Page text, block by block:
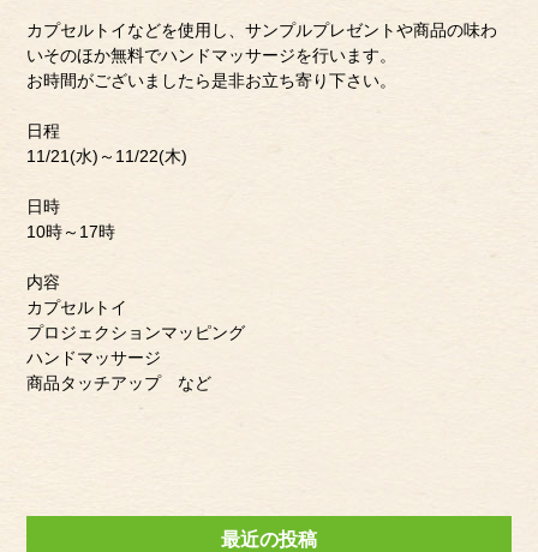
カプセルトイなどを使用し、サンプルプレゼントや商品の味わ
いそのほか無料でハンドマッサージを行います。
お時間がございましたら是非お立ち寄り下さい。
日程
11/21(水)～11/22(木)
日時
10時～17時
内容
カプセルトイ
プロジェクションマッピング
ハンドマッサージ
商品タッチアップ など
最近の投稿